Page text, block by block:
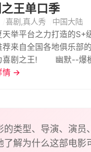
王单口季
喜剧,真人秀
中国大陆
天举平台之力打造的S+
荐来自全国各地俱乐部
反卷--全新模式，热血团魂 多元一-五湖四海俱乐部，各具特色新
情 →
的类型、导演、演
解为什么这部电影